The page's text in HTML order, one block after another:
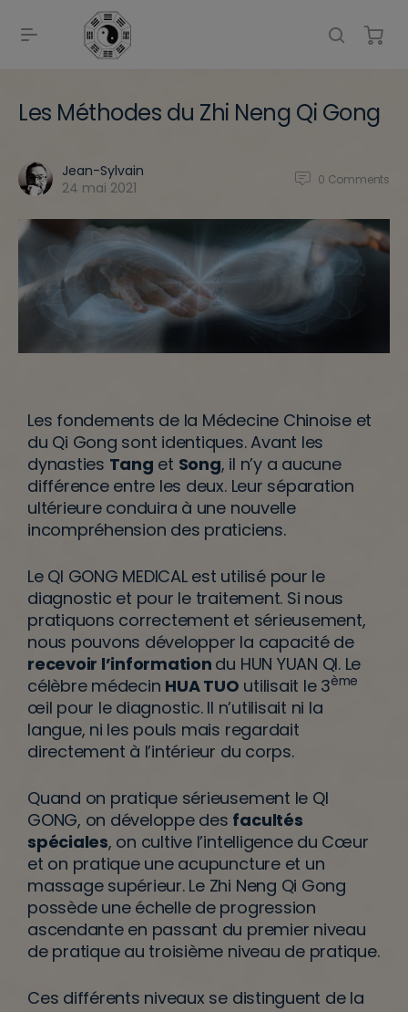
Les Méthodes du Zhi Neng Qi Gong
Jean-Sylvain
24 mai 2021
0 Comments
Les fondements de la Médecine Chinoise et
du Qi Gong sont identiques. Avant les
dynasties Tang et Song, il n’y a aucune
différence entre les deux. Leur séparation
ultérieure conduira à une nouvelle
incompréhension des praticiens.
Le QI GONG MEDICAL est utilisé pour le
diagnostic et pour le traitement. Si nous
pratiquons correctement et sérieusement,
nous pouvons développer la capacité de
recevoir l’information du HUN YUAN QI. Le
célèbre médecin HUA TUO utilisait le 3ème
œil pour le diagnostic. Il n’utilisait ni la
langue, ni les pouls mais regardait
directement à l’intérieur du corps.
Quand on pratique sérieusement le QI
GONG, on développe des facultés
spéciales, on cultive l’intelligence du Cœur
et on pratique une acupuncture et un
massage supérieur. Le Zhi Neng Qi Gong
possède une échelle de progression
ascendante en passant du premier niveau
de pratique au troisième niveau de pratique.
Ces différents niveaux se distinguent de la